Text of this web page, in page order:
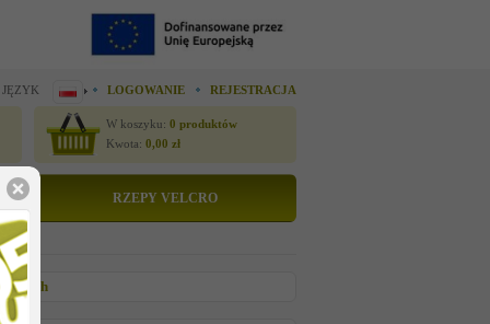
LOGOWANIE REJESTRACJA
W koszyku: 0 produktów
Kwota: 0,00 zł
RZEPY VELCRO